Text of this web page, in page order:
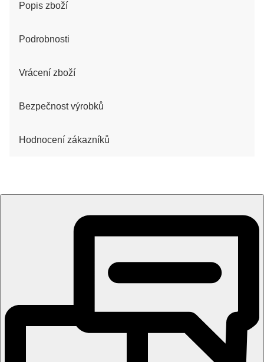
Popis zboží
Podrobnosti
Vrácení zboží
Bezpečnost výrobků
Hodnocení zákazníků